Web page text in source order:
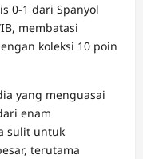
0-1 dari Spanyol
membatasi
koleksi 10 poin
yang menguasai
enam
sulit untuk
terutama